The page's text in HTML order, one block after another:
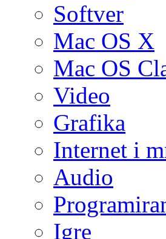
Softver
Mac OS X
Mac OS
Video
Grafika
Internet i
Audio
Igre